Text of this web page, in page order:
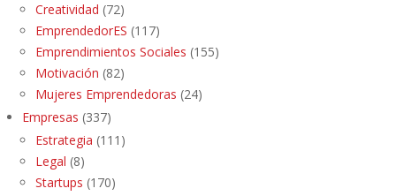
Creatividad (72)
EmprendedorES (117)
Emprendimientos Sociales (155)
Motivación (82)
Mujeres Emprendedoras (24)
Empresas (337)
Estrategia (111)
Legal (8)
Startups (170)